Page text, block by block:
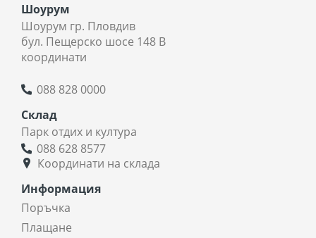
Шоурум
Шоурум гр. Пловдив
бул. Пещерско шосе 148 В
координати
088 828 0000
Склад
Парк отдих и култура
088 628 8577
Координати на склада
Информация
Поръчка
Плащане